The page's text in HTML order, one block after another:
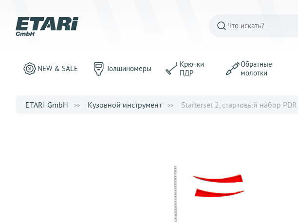
NEW & SALE Толщиномеры
Крючки
ПДР
Обратные
молотки
ETARI GmbH Кузовной инструмент Starterset 2, стартовый набор